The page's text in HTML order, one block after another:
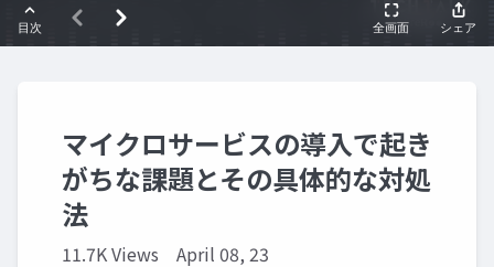
マイクロサービスの導入で起き
がちな課題とその具体的な対処
法
11.7K Views April 08, 23